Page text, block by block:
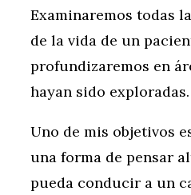
Examinaremos todas
de la vida de un
profundizaremos en
hayan sido exploradas.
Uno de mis objetivos
una forma de pensar
pueda conducir a un